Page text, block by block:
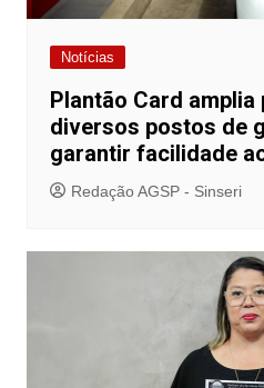
Notícias
Plantão Card
diversos postos de
garantir facilidade
Redação AGSP - Sinseri